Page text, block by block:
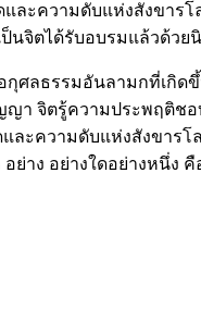
ะความดับแห่งสังขา
จิตได้รับอบรมแล้วด้ว
ศลธรรมอันลามกที่เกิ
จิตรู้ความประพฤติช
ละความดับแห่งสังขา
ง อย่างใดอย่างหนึ่ง